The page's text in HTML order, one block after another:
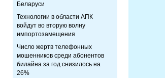
Беларуси
Технологии в области АПК
войдут во вторую волну
импортозамещения
Число жертв телефонных
мошенников среди абонентов
билайна за год снизилось на
26%